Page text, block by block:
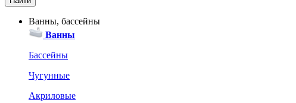
Ванны, бассейны
Ванны
Бассейны
Чугунные
Акриловые